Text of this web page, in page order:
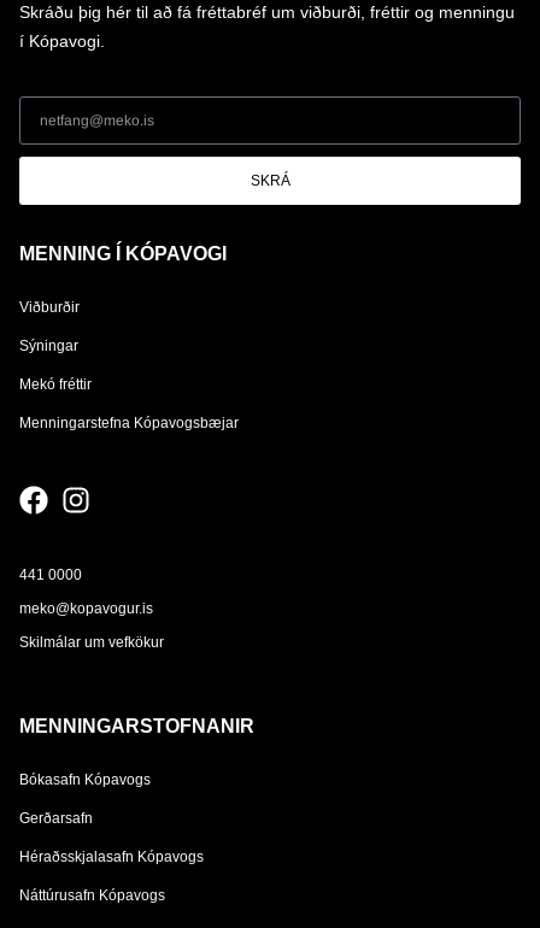
Skráðu þig hér til að fá fréttabréf um viðburði, fréttir og menningu
í Kópavogi.
SKRÁ
MENNING Í KÓPAVOGI
Viðburðir
Sýningar
Mekó fréttir
Menningarstefna Kópavogsbæjar
441 0000
meko@kopavogur.is
Skilmálar um vefkökur
MENNINGARSTOFNANIR
Bókasafn Kópavogs
Gerðarsafn
Héraðsskjalasafn Kópavogs
Náttúrusafn Kópavogs